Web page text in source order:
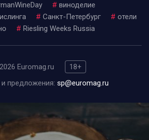
# виноделие
# Санкт-Петербург # отели
# Riesling Weeks Russia
Euromag.ru
18+
предложения: sp@euromag.ru